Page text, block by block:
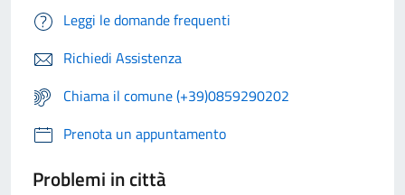
Leggi le domande frequenti
Richiedi Assistenza
Chiama il comune (+39)0859290202
Prenota un appuntamento
Problemi in città